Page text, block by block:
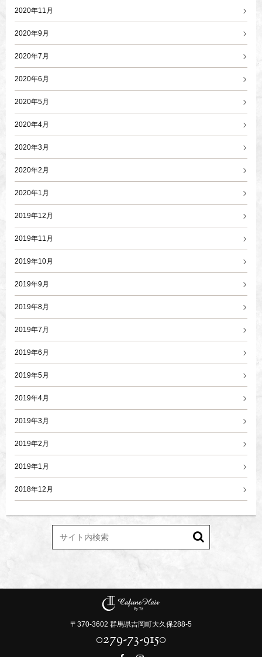
2020年11月
2020年9月
2020年7月
2020年6月
2020年5月
2020年4月
2020年3月
2020年2月
2020年1月
2019年12月
2019年11月
2019年10月
2019年9月
2019年8月
2019年7月
2019年6月
2019年5月
2019年4月
2019年3月
2019年2月
2019年1月
2018年12月
〒370-3602 群馬県吉岡町大久保288-5
0279-73-9150